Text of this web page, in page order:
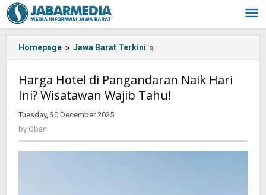
Skip
to
content
Homepage » Jawa Barat Terkini »
Hotel
Pangandaran
Naik
Harga Hotel di Pangandaran Naik Hari
Ini? Wisatawan Wajib Tahu!
Tuesday, 30 December 2025
by Oban